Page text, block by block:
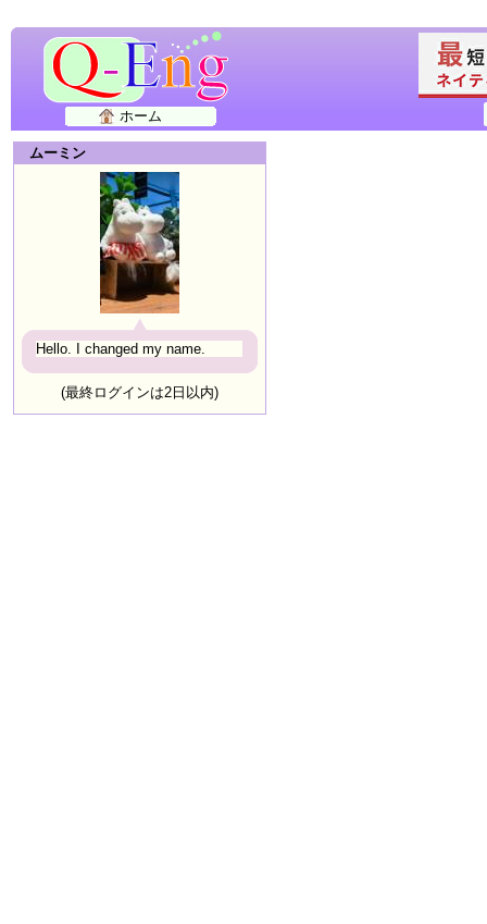
ホーム
ムーミン
Hello. I changed my name.
(最終ログインは2日以内)